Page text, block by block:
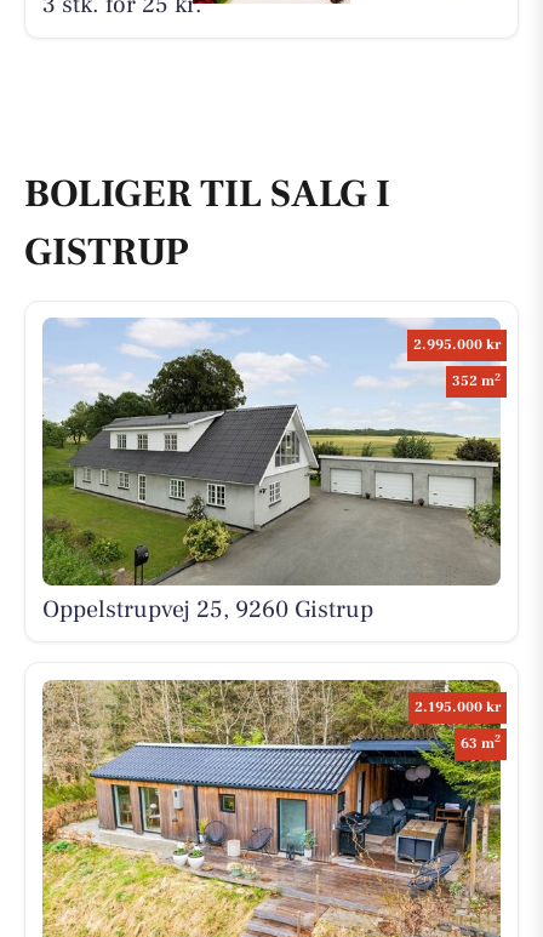
BOLIGER TIL SALG I
GISTRUP
2.995.000 kr
352 m2
Oppelstrupvej 25, 9260 Gistrup
2.195.000 kr
63 m2